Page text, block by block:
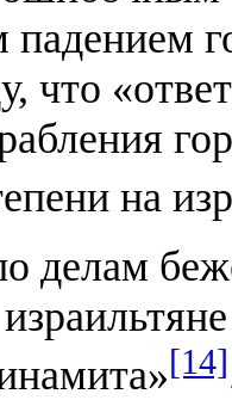
что
на
[14]